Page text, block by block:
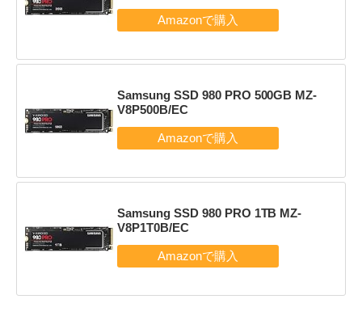
Samsung SSD 980 PRO 500GB MZ-
V8P500B/EC
Samsung SSD 980 PRO 1TB MZ-
V8P1T0B/EC